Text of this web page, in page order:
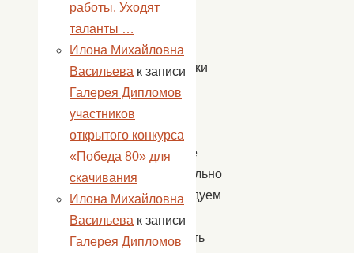
в
Работники
культуры
Пологое
Займище
настоятельно
рекомендуем
всем
соблюдать
работы. Уходят
таланты …
Илона Михайловна
Васильева к записи
Галерея Дипломов
участников
открытого конкурса
«Победа 80» для
скачивания
Илона Михайловна
Васильева к записи
Галерея Дипломов